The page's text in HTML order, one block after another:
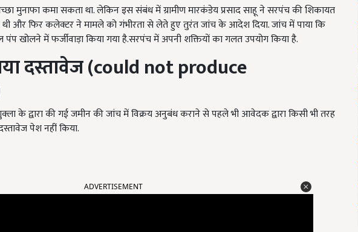
मुनाफा कमा सकता था. लेकिन इस संबंध में ग्रामीण मारकंडेय प्रसाद साहू ने सरपंच की शिकायत
और फिर कलेक्टर ने मामले को गंभीरता से लेते हुए तुरंत जांच के आदेश दिया. जांच में पाया कि
पंप खोलने में फर्जीवाड़ा किया गया है.सरपंच में अपनी शक्तियों का गलत उपयोग किया है.
दस्तावेज(could not produce
के द्वारा की गई जमीन की जांच में विक्रय अनुबंध कराने से पहले भी आवेदक द्वारा किसी भी तरह
पेश नहीं किया.